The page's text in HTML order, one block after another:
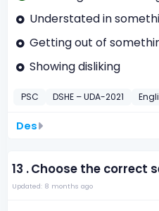
Understated in
Getting out of
Showing disliking
PSC DSHE – UDA-2021
Des
13 .Choose the correct
Updated: 8 months ago